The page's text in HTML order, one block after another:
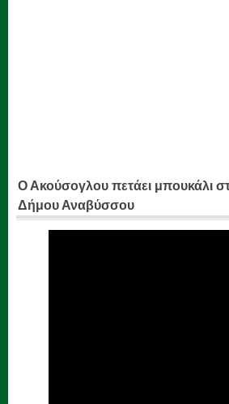
Ο Ακούσογλου πετάει μπουκάλι
Δήμου Αναβύσσου